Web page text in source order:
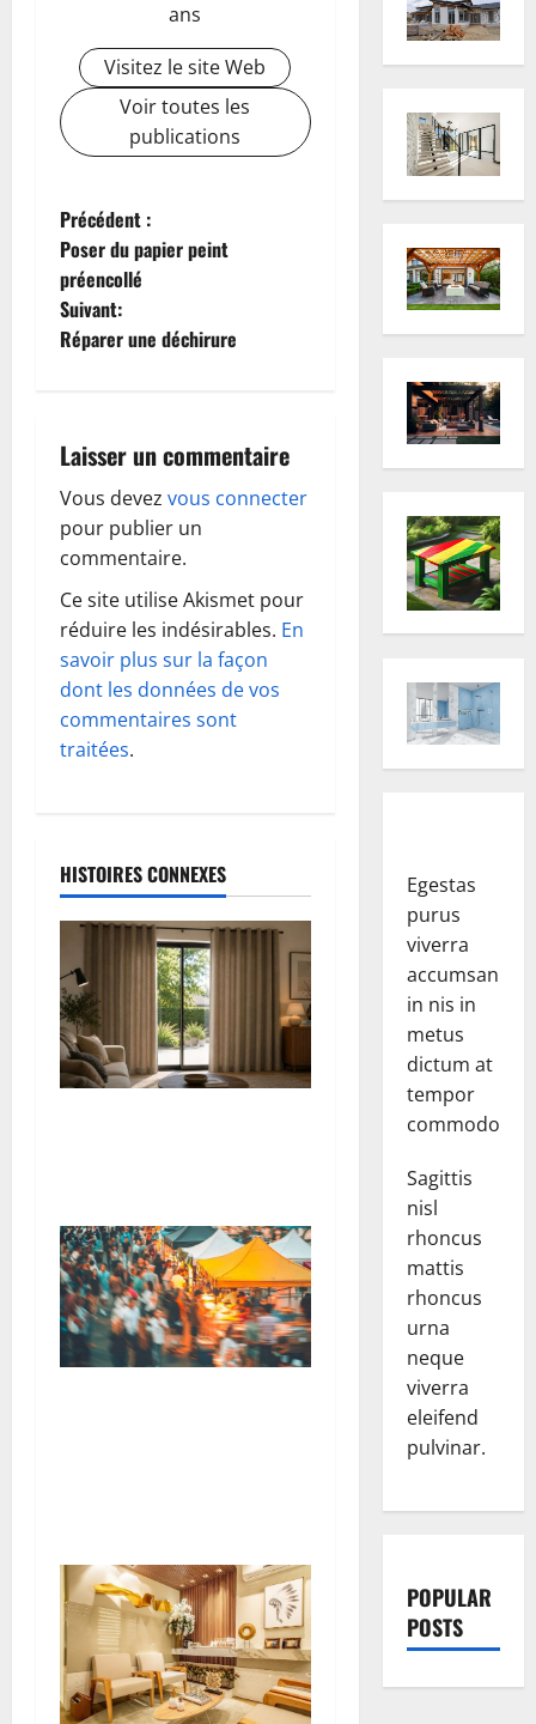
ans
Visitez le site Web
Voir toutes les
publications
N
a
v
a
t
i
o
n
d
r
t
i
c
l
Précédent :
Poser du papier peint
préencollé
Suivant:
Réparer une déchirure
Laisser un commentaire
Vous devez vous connecter
pour publier un
commentaire.
Ce site utilise Akismet pour
réduire les indésirables. En
savoir plus sur la façon
dont les données de vos
commentaires sont
traitées.
HISTOIRES CONNEXES
Egestas
purus
viverra
accumsan
in nis in
metus
dictum at
tempor
commodo.
Sagittis
nisl
rhoncus
mattis
rhoncus
urna
neque
viverra
eleifend
pulvinar.
POPULAR
POSTS